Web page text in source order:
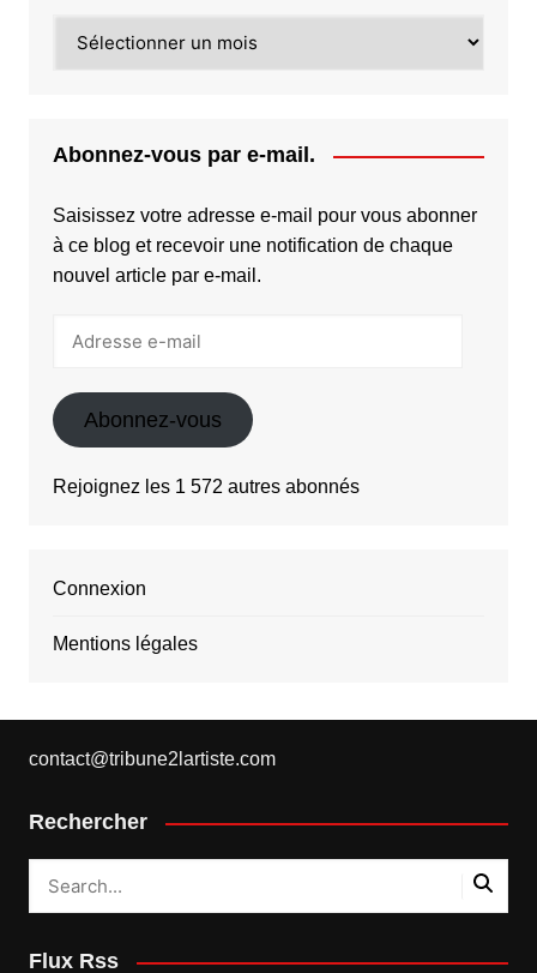
Abonnez-vous par e-mail.
Saisissez votre adresse e-mail pour vous abonner
à ce blog et recevoir une notification de chaque
nouvel article par e-mail.
Abonnez-vous
Rejoignez les 1 572 autres abonnés
Connexion
Mentions légales
contact@tribune2lartiste.com
Rechercher
Flux Rss